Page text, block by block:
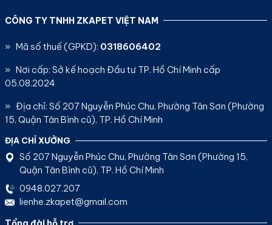
CÔNG TY TNHH ZKAPET VIỆT NAM
» Mã số thuế (GPKD): 0318606402
» Nơi cấp: Sở kế hoạch Đầu tư TP. Hồ Chí Minh cấp
05.08.2024
» Địa chỉ: Số 207 Nguyễn Phúc Chu, Phường Tân Sơn (Phường
15, Quận Tân Bình cũ), TP. Hồ Chí Minh
ĐỊA CHỈ XƯỞNG
Số 207 Nguyễn Phúc Chu, Phường Tân Sơn (Phường 15,
Quận Tân Bình cũ), TP. Hồ Chí Minh
0948.027.207
lienhe.zkapet@gmail.com